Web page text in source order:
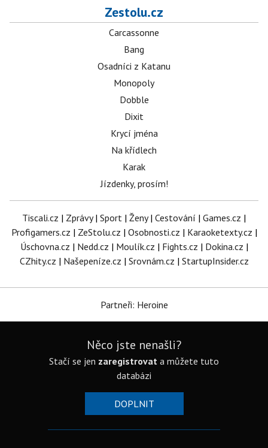
Zestolu.cz
Carcassonne
Bang
Osadníci z Katanu
Monopoly
Dobble
Dixit
Krycí jména
Na křídlech
Karak
Jízdenky, prosím!
Tiscali.cz | Zprávy| Sport | Ženy| Cestování | Games.cz |
Profigamers.cz | ZeStolu.cz | Osobnosti.cz | Karaoketexty.cz |
Úschovna.cz | Nedd.cz | Moulík.cz | Fights.cz | Dokina.cz |
CZhity.cz | Našepeníze.cz | Srovnám.cz | StartupInsider.cz
Partneři: Heroine
Něco jste nenašli?
Stačí se jen zaregistrovat a můžete tuto
databázi
DOPLNIT